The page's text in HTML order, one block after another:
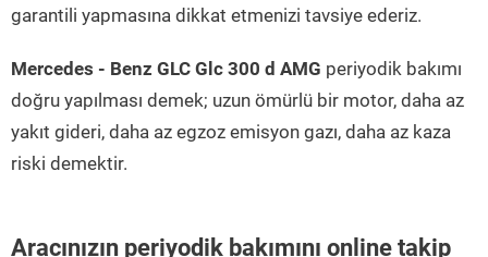
garantili yapmasına dikkat etmenizi tavsiye ederiz.
Mercedes - Benz GLC Glc 300 d AMG periyodik bakımı
doğru yapılması demek; uzun ömürlü bir motor, daha az
yakıt gideri, daha az egzoz emisyon gazı, daha az kaza
riski demektir.
Aracınızın periyodik bakımını online takip